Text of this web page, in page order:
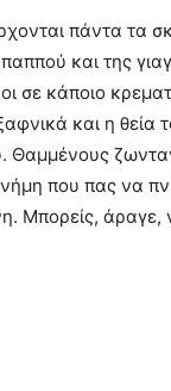
πάντα τα
και της
σε κάποιο
και η θεία
Θαμμένους
που πας να
Μπορείς, άραγε,